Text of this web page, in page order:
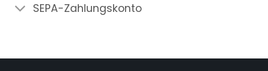
SEPA-Zahlungskonto